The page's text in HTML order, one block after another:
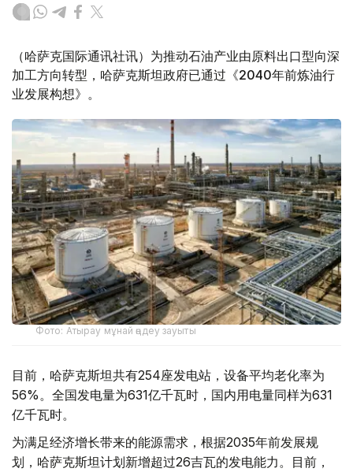
（哈萨克国际通讯社讯）为推动石油产业由原料出口型向深
加工方向转型，哈萨克斯坦政府已通过《2040年前炼油行
业发展构想》。
Фото: Атырау мұнай өңдеу зауыты
目前，哈萨克斯坦共有254座发电站，设备平均老化率为
56%。全国发电量为631亿千瓦时，国内用电量同样为631
亿千瓦时。
为满足经济增长带来的能源需求，根据2035年前发展规
划，哈萨克斯坦计划新增超过26吉瓦的发电能力。目前，